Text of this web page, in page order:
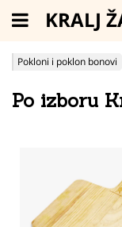
KRALJ
Pokloni i poklon bonovi
Po izboru